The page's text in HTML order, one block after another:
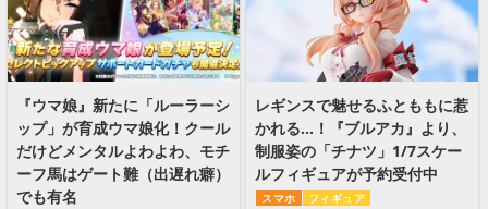
『ウマ娘』新たに「ルーラーシ
ップ」が育成ウマ娘化！クール
だけどメンタルよわよわ、モチ
ーフ馬はゲート難（出遅れ癖）
でも有名
レギンスで魅せるふとももに惹
かれる…！『ブルアカ』より、
制服姿の「チナツ」1/7スケー
ルフィギュアが予約受付中
スマホ フィギュア